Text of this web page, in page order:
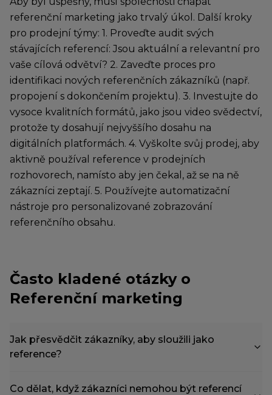
referenční marketing jako trvalý úkol. Další kroky
pro prodejní týmy: 1. Proveďte audit svých
stávajících referencí: Jsou aktuální a relevantní pro
vaše cílová odvětví? 2. Zaveďte proces pro
identifikaci nových referenčních zákazníků (např.
propojení s dokončením projektu). 3. Investujte do
vysoce kvalitních formátů, jako jsou video svědectví,
protože ty dosahují nejvyššího dosahu na
digitálních platformách. 4. Vyškolte svůj prodej, aby
aktivně používal reference v prodejních
rozhovorech, namísto aby jen čekal, až se na ně
zákazníci zeptají. 5. Používejte automatizační
nástroje pro personalizované zobrazování
referenčního obsahu.
Často kladené otázky o
Referenční marketing
Jak přesvědčit zákazníky, aby sloužili jako
reference?
Co dělat, když zákazníci nemohou být referencí